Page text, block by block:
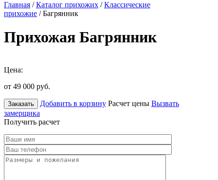
Главная /Каталог прихожих /Классические
прихожие / Багрянник
Прихожая Багрянник
Цена:
от 49 000 руб.
Заказать Добавить в корзину Расчет цены Вызвать
замерщика
Получить расчет